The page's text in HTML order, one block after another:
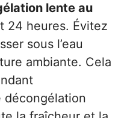
lente au
24 heures. Évitez
sous l’eau
ambiante. Cela
décongélation